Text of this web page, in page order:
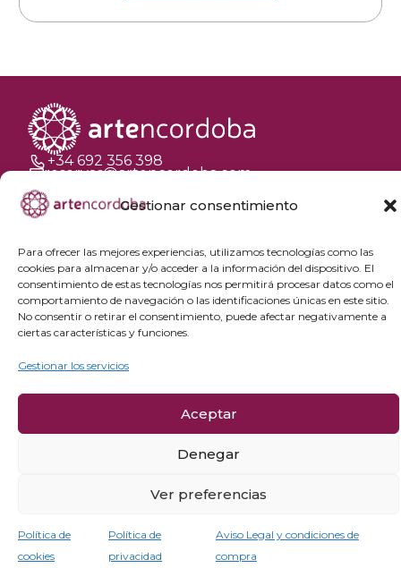
Gestionar consentimiento
Para ofrecer las mejores experiencias, utilizamos tecnologías como las
cookies para almacenar y/o acceder a la información del dispositivo. El
consentimiento de estas tecnologías nos permitirá procesar datos como el
comportamiento de navegación o las identificaciones únicas en este sitio.
No consentir o retirar el consentimiento, puede afectar negativamente a
ciertas características y funciones.
Gestionar los servicios
Aceptar
Denegar
Ver preferencias
Política de
cookies
Política de
privacidad
Aviso Legal y condiciones de
compra
+34 692 356 398
reservas@artencordoba.com
Agenda cultural
Grupos privados
Acceso Profesionales
Política de privacidad
Política de cancelación